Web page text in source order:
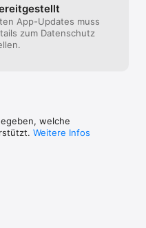
App-Updates muss
zum Datenschutz
welche
Weitere Infos